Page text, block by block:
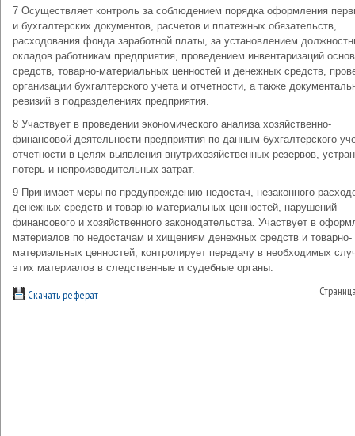
7 Осуществляет контроль за соблюдением порядка оформления
и бухгалтерских документов, расчетов и платежных обязательств,
расходования фонда заработной платы, за установлением
окладов работникам предприятия, проведением инвентаризаций
средств, товарно-материальных ценностей и денежных средств,
организации бухгалтерского учета и отчетности, а также
ревизий в подразделениях предприятия.
8 Участвует в проведении экономического анализа хозяйственно-
финансовой деятельности предприятия по данным бухгалтерского
отчетности в целях выявления внутрихозяйственных резервов,
потерь и непроизводительных затрат.
9 Принимает меры по предупреждению недостач, незаконного
денежных средств и товарно-материальных ценностей, нарушений
финансового и хозяйственного законодательства. Участвует в
материалов по недостачам и хищениям денежных средств и товарно-
материальных ценностей, контролирует передачу в необходимых
этих материалов в следственные и судебные органы.
Скачать реферат